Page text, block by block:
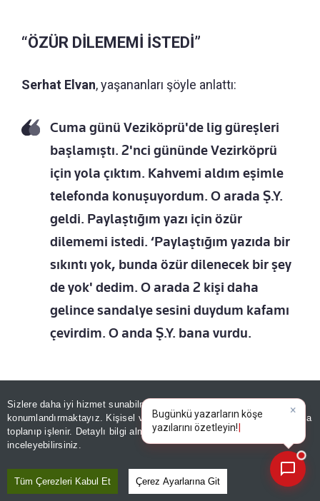
Sizlere daha iyi hizmet sunabilmek adına sitemizde
konumlandırmaktayız. Kişisel verileriniz, KVKK ve GDPR kapsamında
toplanıp işlenir. Detaylı bilgi almak içinAydınlatma Metnimizi
inceleyebilirsiniz.
Tüm Çerezleri Kabul Et Çerez Ayarlarına Git
“ÖZÜR DİLEMEMİ İSTEDİ”
Serhat Elvan, yaşananları şöyle anlattı:
Cuma günü Veziköprü'de lig güreşleri
başlamıştı. 2'nci gününde Vezirköprü
için yola çıktım. Kahvemi aldım eşimle
telefonda konuşuyordum. O arada Ş.Y.
geldi. Paylaştığım yazı için özür
dilememi istedi. ‘Paylaştığım yazıda bir
sıkıntı yok, bunda özür dilenecek bir şey
de yok' dedim. O arada 2 kişi daha
gelince sandalye sesini duydum kafamı
çevirdim. O anda Ş.Y. bana vurdu.
|